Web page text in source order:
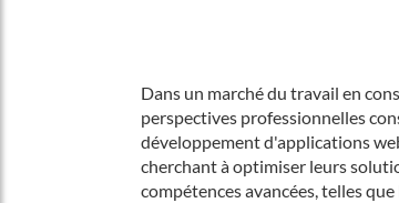
Dans un marché du travail en
perspectives professionnelles
développement d'applications
cherchant à optimiser leurs
compétences avancées, telles